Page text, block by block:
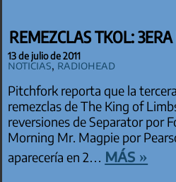
REMEZCLAS TKOL:
13 de julio de 2011
Noticias, Radiohead
Pitchfork reporta que la
remezclas de The King of
reversiones de Separator por
Morning Mr. Magpie por
aparecería en 2… más »